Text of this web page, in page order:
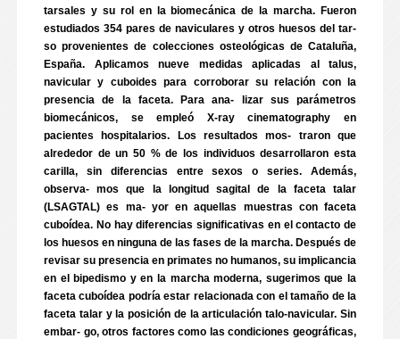
tarsales y su rol en la biomecánica de la marcha. Fueron
estudiados 354 pares de naviculares y otros huesos del tar-
so provenientes de colecciones osteológicas de Cataluña,
España. Aplicamos nueve medidas aplicadas al talus,
navicular y cuboides para corroborar su relación con la
presencia de la faceta. Para ana- lizar sus parámetros
biomecánicos, se empleó X-ray cinematography en
pacientes hospitalarios. Los resultados mos- traron que
alrededor de un 50 % de los individuos desarrollaron esta
carilla, sin diferencias entre sexos o series. Además,
observa- mos que la longitud sagital de la faceta talar
(LSAGTAL) es ma- yor en aquellas muestras con faceta
cuboídea. No hay diferencias significativas en el contacto de
los huesos en ninguna de las fases de la marcha. Después de
revisar su presencia en primates no humanos, su implicancia
en el bipedismo y en la marcha moderna, sugerimos que la
faceta cuboídea podría estar relacionada con el tamaño de la
faceta talar y la posición de la articulación talo-navicular. Sin
embar- go, otros factores como las condiciones geográficas,